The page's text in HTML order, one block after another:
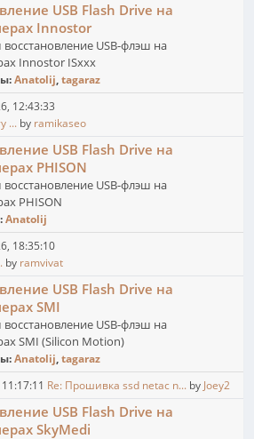
USB Flash Drive на
Innostor
USB-флэш на
Innostor ISxxx
Anatolij,tagaraz
12:43:33
... by ramikaseo
USB Flash Drive на
PHISON
USB-флэш на
PHISON
Anatolij
18:35:10
by ramvivat
USB Flash Drive на
SMI
USB-флэш на
SMI (Silicon Motion)
Anatolij,tagaraz
Re: Прошивка ssd netac n... by Joey2
USB Flash Drive на
SkyMedi